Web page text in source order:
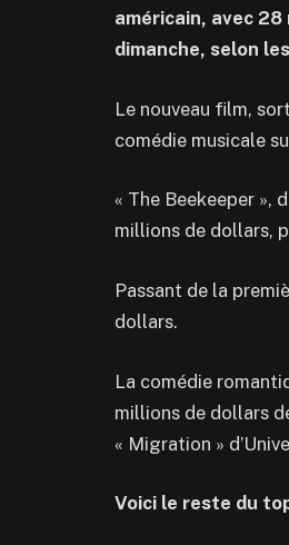
américain, avec
dimanche, selon
Le nouveau film,
comédie musicale
« The Beekeeper »,
millions de dollars,
Passant de la
dollars.
La comédie
millions de dollars
« Migration »
Voici le reste du